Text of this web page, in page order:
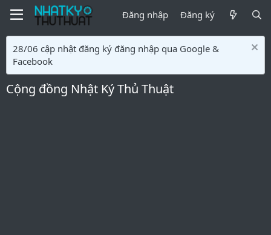
Đăng nhập Đăng ký
28/06 cập nhật đăng ký đăng nhập qua Google &
Facebook
Cộng đồng Nhật Ký Thủ Thuật